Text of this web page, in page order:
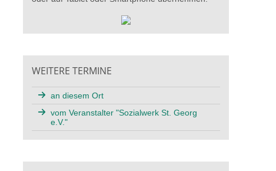
WEITERE TERMINE
an diesem Ort
vom Veranstalter "Sozialwerk St. Georg
e.V."